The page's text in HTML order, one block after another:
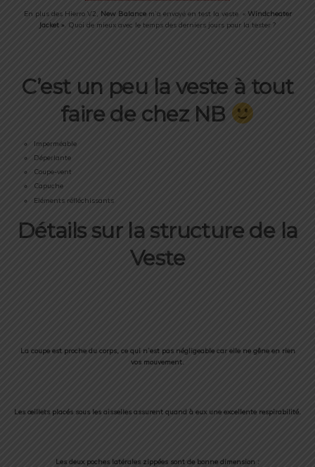
En plus des Hierro V2, New Balance m’a envoyé en test la veste « Windcheater
Jacket ». Quoi de mieux avec le temps des derniers jours pour la tester ?
C’est un peu la veste à tout
faire de chez NB
Imperméable
Déperlante
Coupe-vent
Capuche
Eléments réfléchissants
Détails sur la structure de la
Veste
La coupe est proche du corps, ce qui n’est pas négligeable car elle ne gêne en rien
vos mouvement.
Les œillets placés sous les aisselles assurent quand à eux une excellente respirabilité.
Les deux poches latérales zippées sont de bonne dimension :